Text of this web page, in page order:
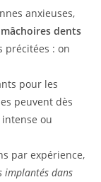
anxieuses,
dents
précitées : on
pour les
peuvent dès
ou
par expérience,
implantés dans